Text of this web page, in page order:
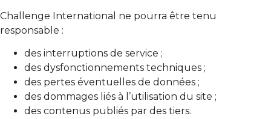
Challenge International ne pourra être tenu
responsable :
des interruptions de service ;
des dysfonctionnements techniques ;
des pertes éventuelles de données ;
des dommages liés à l’utilisation du site ;
des contenus publiés par des tiers.